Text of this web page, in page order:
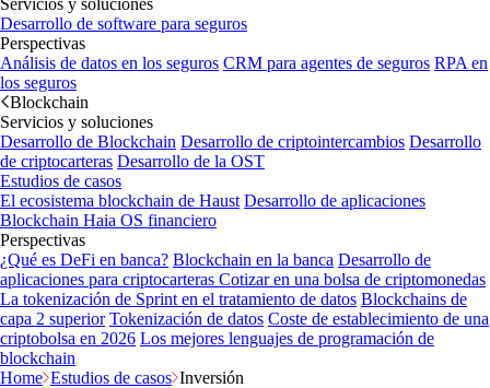
Servicios y soluciones
Desarrollo de software para seguros
Perspectivas
Análisis de datos en los seguros CRM para agentes de seguros RPA en
los seguros
Blockchain
Servicios y soluciones
Desarrollo de Blockchain Desarrollo de criptointercambios Desarrollo
de criptocarteras Desarrollo de la OST
Estudios de casos
El ecosistema blockchain de Haust Desarrollo de aplicaciones
Blockchain Haia OS financiero
Perspectivas
¿Qué es DeFi en banca? Blockchain en la banca Desarrollo de
aplicaciones para criptocarteras Cotizar en una bolsa de criptomonedas
La tokenización de Sprint en el tratamiento de datos Blockchains de
capa 2 superior Tokenización de datos Coste de establecimiento de una
criptobolsa en 2026 Los mejores lenguajes de programación de
blockchain
Home Estudios de casos Inversión